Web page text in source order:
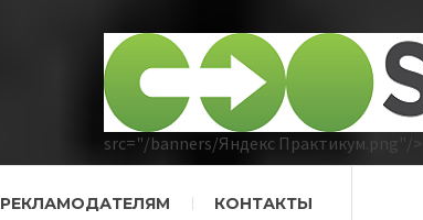
src="/banners/Яндекс Практикум.png"/>
РЕКЛАМОДАТЕЛЯМ КОНТАКТЫ